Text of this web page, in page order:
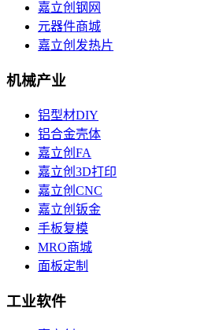
嘉立创钢网
元器件商城
嘉立创发热片
机械产业
铝型材DIY
铝合金壳体
嘉立创FA
嘉立创3D打印
嘉立创CNC
嘉立创钣金
手板复模
MRO商城
面板定制
工业软件